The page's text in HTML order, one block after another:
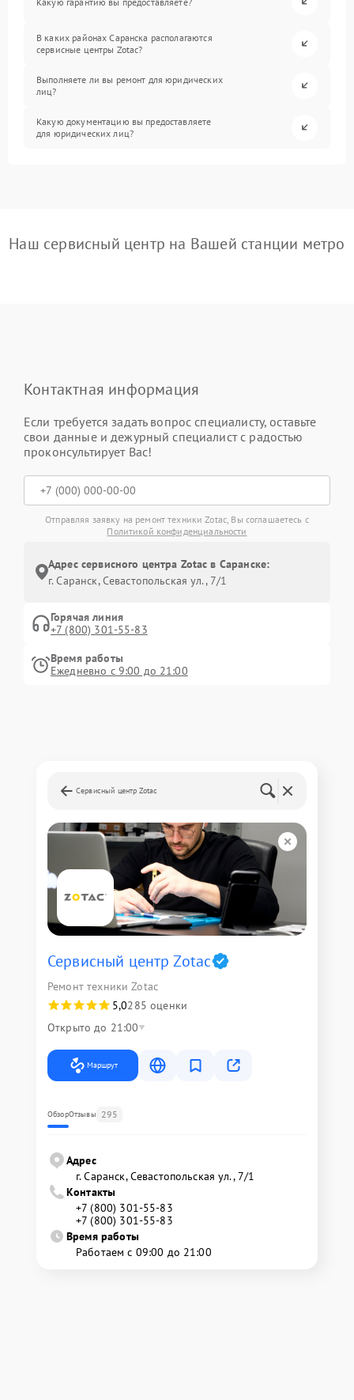
В каких районах Саранска располагаются
сервисные центры Zotac?
Выполняете ли вы ремонт для юридических
лиц?
Какую документацию вы предоставляете
для юридических лиц?
Наш сервисный центр на Вашей станции метро
Контактная информация
Если требуется задать вопрос специалисту, оставьте
свои данные и дежурный специалист с радостью
проконсультирует Вас!
Отправляя заявку на ремонт техники Zotac, Вы соглашаетесь с
Политикой конфиденциальности
Адрес сервисного центра Zotac в Саранске:
г. Саранск, Севастопольская ул., 7/1
Горячая линия
+7 (800) 301-55-83
Время работы
Ежедневно с 9:00 до 21:00
Сервисный центр Zotac
Сервисный центр Zotac
Ремонт техники Zotac
5,0285 оценки
Открыто до 21:00
Маршрут
ОбзорОтзывы 295
Адрес
г. Саранск, Севастопольская ул., 7/1
Контакты
+7 (800) 301-55-83
+7 (800) 301-55-83
Время работы
Работаем с 09:00 до 21:00